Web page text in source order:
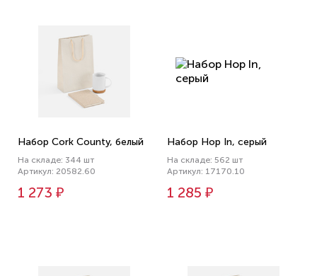
Набор Cork County, белый
На складе: 344 шт
Артикул: 20582.60
1 273 ₽
Набор Hop In, серый
На складе: 562 шт
Артикул: 17170.10
1 285 ₽